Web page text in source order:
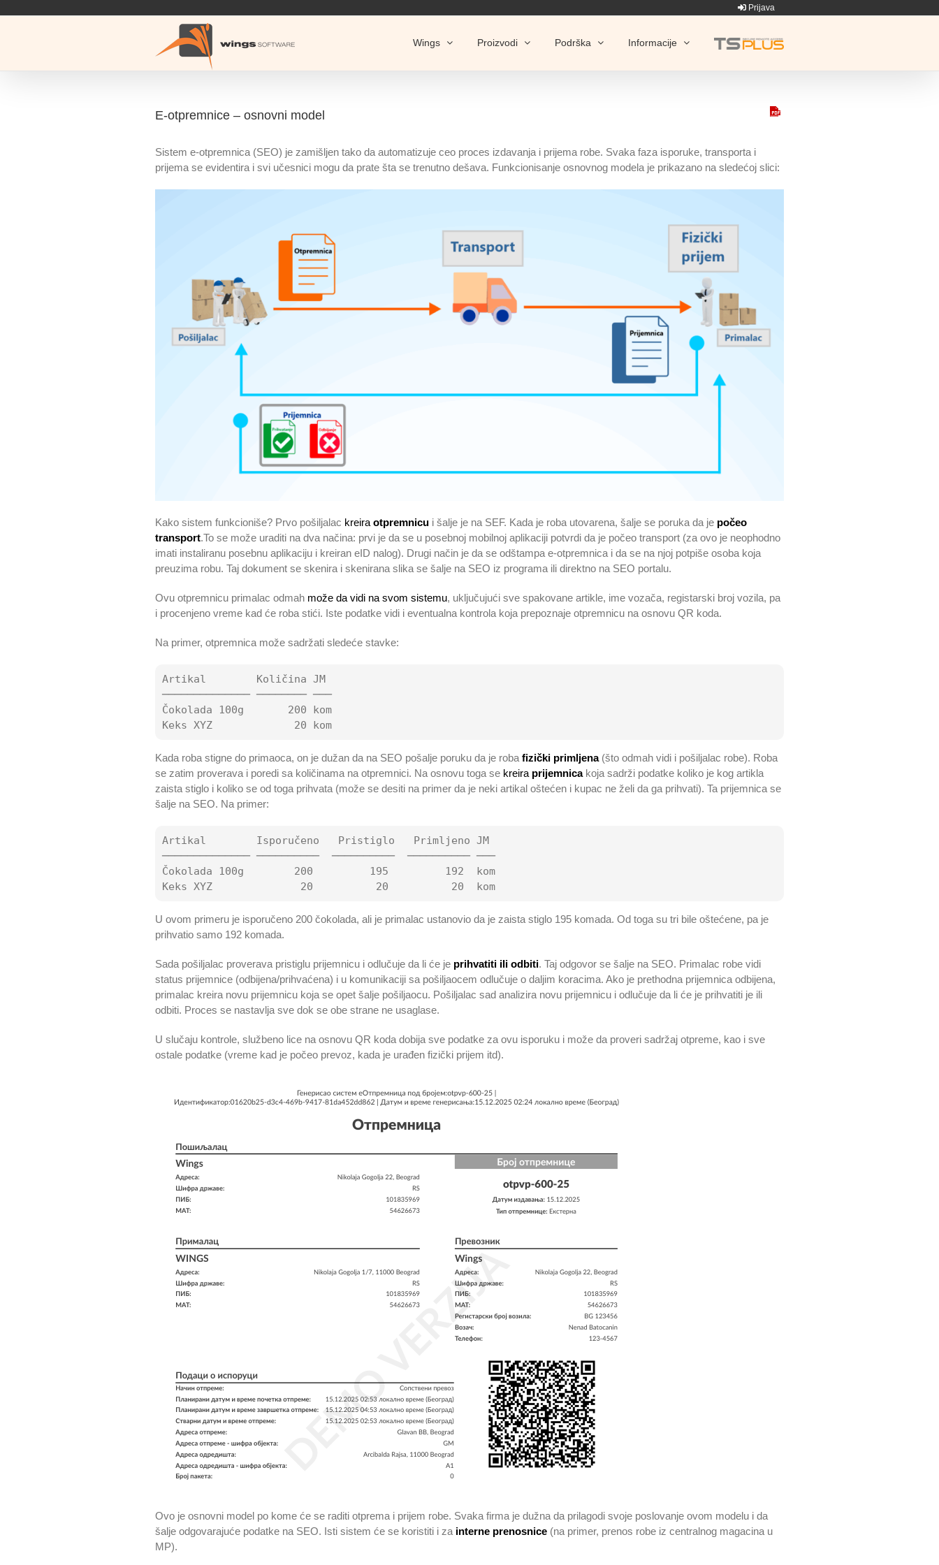
Prijava
Wings Proizvodi Podrška Informacije
E-otpremnice – osnovni model
Sistem e-otpremnica (SEO) je zamišljen tako da automatizuje ceo proces izdavanja i prijema robe. Svaka faza isporuke, transporta i
prijema se evidentira i svi učesnici mogu da prate šta se trenutno dešava. Funkcionisanje osnovnog modela je prikazano na sledećoj slici:
Kako sistem funkcioniše? Prvo pošiljalac kreira otpremnicu i šalje je na SEF. Kada je roba utovarena, šalje se poruka da je počeo
transport.To se može uraditi na dva načina: prvi je da se u posebnoj mobilnoj aplikaciji potvrdi da je počeo transport (za ovo je neophodno
imati instaliranu posebnu aplikaciju i kreiran eID nalog). Drugi način je da se odštampa e-otpremnica i da se na njoj potpiše osoba koja
preuzima robu. Taj dokument se skenira i skenirana slika se šalje na SEO iz programa ili direktno na SEO portalu.
Ovu otpremnicu primalac odmah može da vidi na svom sistemu, uključujući sve spakovane artikle, ime vozača, registarski broj vozila, pa
i procenjeno vreme kad će roba stići. Iste podatke vidi i eventualna kontrola koja prepoznaje otpremnicu na osnovu QR koda.
Na primer, otpremnica može sadržati sledeće stavke:
Artikal        Količina JM
────────────── ──────── ───
Čokolada 100g       200 kom
Kada roba stigne do primaoca, on je dužan da na SEO pošalje poruku da je roba fizički primljena(što odmah vidi i pošiljalac robe). Roba
se zatim proverava i poredi sa količinama na otpremnici. Na osnovu toga se kreira prijemnicakoja sadrži podatke koliko je kog artikla
zaista stiglo i koliko se od toga prihvata (može se desiti na primer da je neki artikal oštećen i kupac ne želi da ga prihvati). Ta prijemnica se
šalje na SEO. Na primer:
Artikal        Isporučeno   Pristiglo   Primljeno JM
────────────── ──────────  ──────────  ────────── ───
Čokolada 100g        200         195         192  kom
U ovom primeru je isporučeno 200 čokolada, ali je primalac ustanovio da je zaista stiglo 195 komada. Od toga su tri bile oštećene, pa je
prihvatio samo 192 komada.
Sada pošiljalac proverava pristiglu prijemnicu i odlučuje da li će je prihvatiti ili odbiti. Taj odgovor se šalje na SEO. Primalac robe vidi
status prijemnice (odbijena/prihvaćena) i u komunikaciji sa pošiljaocem odlučuje o daljim koracima. Ako je prethodna prijemnica odbijena,
primalac kreira novu prijemnicu koja se opet šalje pošiljaocu. Pošiljalac sad analizira novu prijemnicu i odlučuje da li će je prihvatiti je ili
odbiti. Proces se nastavlja sve dok se obe strane ne usaglase.
U slučaju kontrole, službeno lice na osnovu QR koda dobija sve podatke za ovu isporuku i može da proveri sadržaj otpreme, kao i sve
ostale podatke (vreme kad je počeo prevoz, kada je urađen fizički prijem itd).
Ovo je osnovni model po kome će se raditi otprema i prijem robe. Svaka firma je dužna da prilagodi svoje poslovanje ovom modelu i da
šalje odgovarajuće podatke na SEO. Isti sistem će se koristiti i za interne prenosnice (na primer, prenos robe iz centralnog magacina u
MP).